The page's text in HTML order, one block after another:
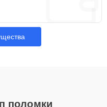
поломки